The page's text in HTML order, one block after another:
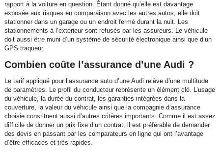
rapport à la voiture en question. Étant donné qu’elle est davantage
exposée aux risques en comparaison avec les autres autos, elle doit
stationner dans un garage ou un endroit fermé durant la nuit. Les
stationnements à l’extérieur sont refusés par les assureurs. Le véhicule
doit aussi être muni d’un système de sécurité électronique ainsi que d’un
GPS traqueur.
Combien coûte l’assurance d’une Audi ?
Le tarif appliqué pour l’assurance auto d’une Audi relève d’une multitude
de paramètres. Le profil du conducteur représente un élément clé. L’usage
du véhicule, la durée du contrat, les garanties intégrées dans la
couverture, la valeur du véhicule ainsi que la compagnie d’assurance
choisie constituent aussi d’autres critères importants. Comme il est assez
difficile de donner un prix fixe d’un contrat, il est préférable de demander
des devis en passant par les comparateurs en ligne qui ont l’avantage
d’être efficaces et très rapides.